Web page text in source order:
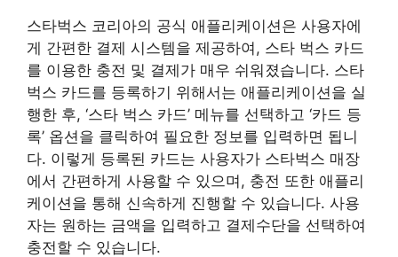
스타벅스 코리아의 공식 애플리케이션은 사용자에
게 간편한 결제 시스템을 제공하여, 스타 벅스 카드
를 이용한 충전 및 결제가 매우 쉬워졌습니다. 스타
벅스 카드를 등록하기 위해서는 애플리케이션을 실
행한 후, ‘스타 벅스 카드’ 메뉴를 선택하고 ‘카드 등
록’ 옵션을 클릭하여 필요한 정보를 입력하면 됩니
다. 이렇게 등록된 카드는 사용자가 스타벅스 매장
에서 간편하게 사용할 수 있으며, 충전 또한 애플리
케이션을 통해 신속하게 진행할 수 있습니다. 사용
자는 원하는 금액을 입력하고 결제수단을 선택하여
충전할 수 있습니다.